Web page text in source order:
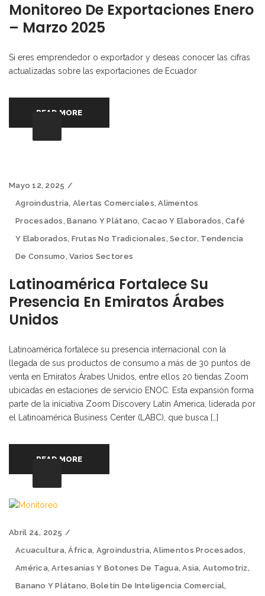
Monitoreo De Exportaciones Enero
– Marzo 2025
Si eres emprendedor o exportador y deseas conocer las cifras
actualizadas sobre las exportaciones de Ecuador
READ MORE
Mayo 12, 2025
Agroindustria, Alertas Comerciales,Alimentos
Procesados ,Banano Y Plátano, Cacao Y Elaborados ,Café
Y Elaborados, Frutas No Tradicionales ,Sector, Tendencia
De Consumo ,Varios Sectores
Latinoamérica Fortalece Su
Presencia En Emiratos Árabes
Unidos
Latinoamérica fortalece su presencia internacional con la
llegada de sus productos de consumo a más de 30 puntos de
venta en Emiratos Árabes Unidos, entre ellos 20 tiendas Zoom
ubicadas en estaciones de servicio ENOC. Esta expansión forma
parte de la iniciativa Zoom Discovery Latin America, liderada por
el Latinoamérica Business Center (LABC), que busca […]
READ MORE
Abril 24, 2025
Acuacultura,África, Agroindustria,Alimentos Procesados ,
América,Artesanías Y Botones De Tagua,Asia,Automotriz ,
Banano Y Plátano, Boletín De Inteligencia Comercial,